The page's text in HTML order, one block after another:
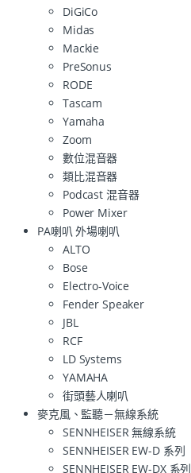
DiGiCo
Midas
Mackie
PreSonus
RODE
Tascam
Yamaha
Zoom
數位混音器
類比混音器
Podcast 混音器
Power Mixer
PA喇叭 外場喇叭
ALTO
Bose
Electro-Voice
Fender Speaker
JBL
RCF
LD Systems
YAMAHA
街頭藝人喇叭
麥克風、監聽－無線系統
SENNHEISER 無線系統
SENNHEISER EW-D 系列
SENNHEISER EW-DX 系列